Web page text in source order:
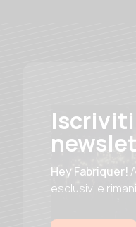
Hey Fabriquer!
esclusivi e